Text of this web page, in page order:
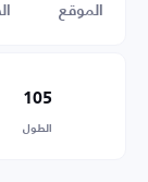
الموقع
105
الطول